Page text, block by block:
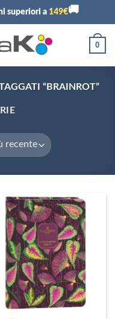
superiori a 149€🚚
0
“BRAINROT”